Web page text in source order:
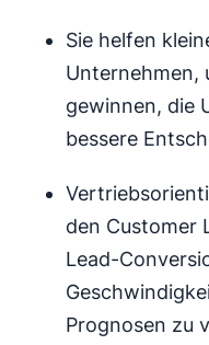
Sie helfen
Unternehmen,
gewinnen, die
bessere
den Customer
Lead-
Prognosen zu